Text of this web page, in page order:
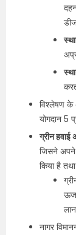
विश्लेषण के
योगदान 5
ग्रीन हवाई
जिसने अपने
किया है
नागर